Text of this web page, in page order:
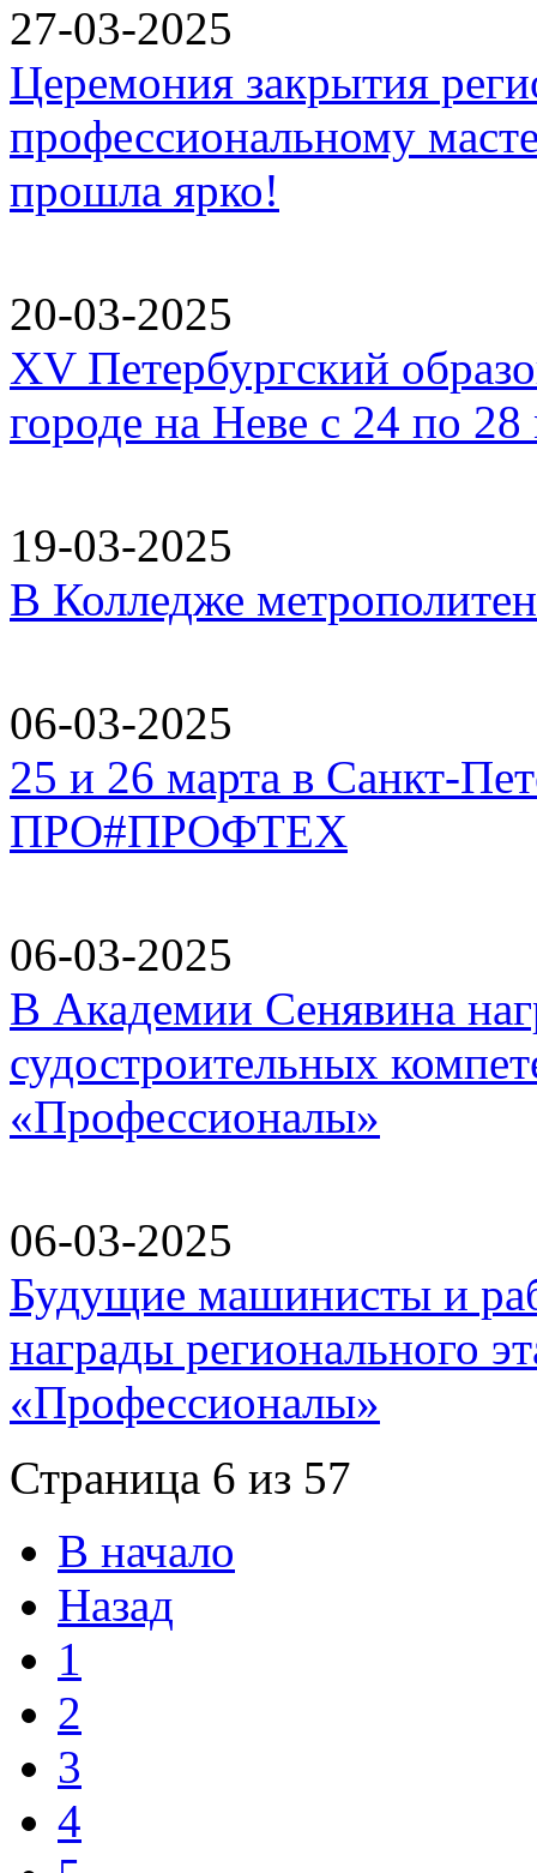
27-03-2025
Церемония закрытия
профессиональному
прошла ярко!
20-03-2025
XV Петербургский
городе на Неве с 24 по 28
19-03-2025
В Колледже
06-03-2025
25 и 26 марта в
ПРО#ПРОФТЕХ
06-03-2025
В Академии Сенявина
судостроительных
«Профессионалы»
06-03-2025
Будущие машинисты и
награды регионального
«Профессионалы»
Страница 6 из 57
В начало
Назад
1
2
3
4